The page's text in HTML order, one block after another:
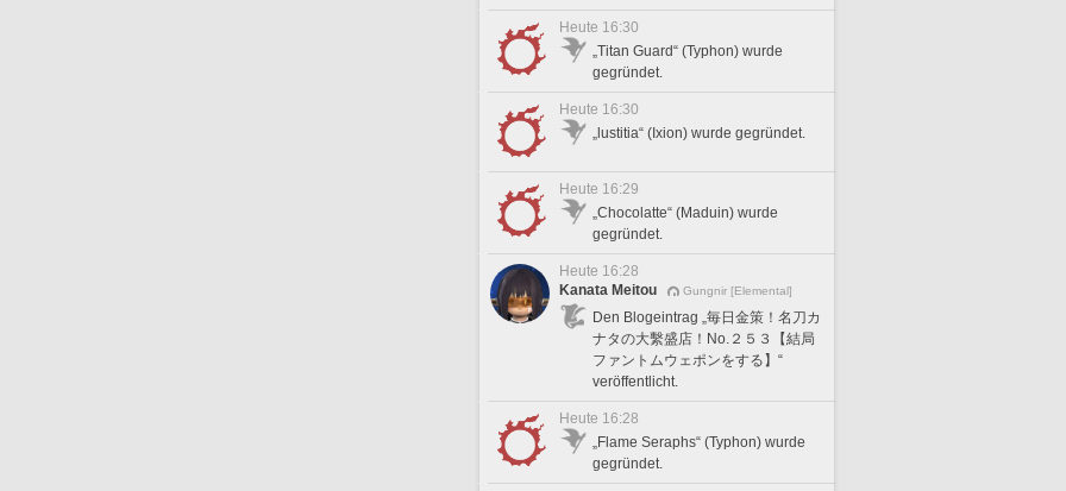
Heute 16:30
„Titan Guard“ (Typhon) wurde
gegründet.
Heute 16:30
„lustitia“ (Ixion) wurde gegründet.
Heute 16:29
„Chocolatte“ (Maduin) wurde
gegründet.
Heute 16:28
Kanata Meitou
Gungnir [Elemental]
Den Blogeintrag „毎日金策！名刀カ
ナタの大繫盛店！No.２５３【結局
ファントムウェポンをする】“
veröffentlicht.
Heute 16:28
„Flame Seraphs“ (Typhon) wurde
gegründet.